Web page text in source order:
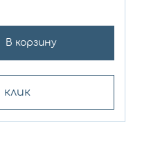
В корзину
клик